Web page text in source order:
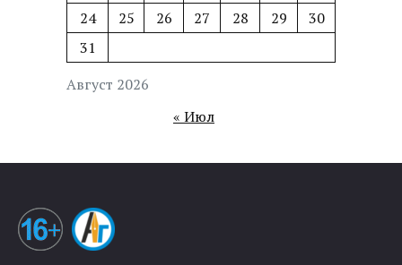
Август 2026
24
25 26 27 28 29
30
31
« Июл